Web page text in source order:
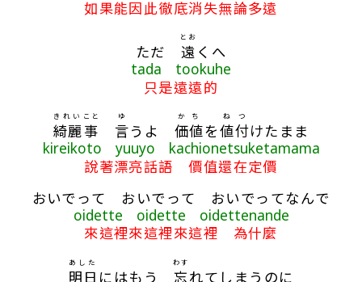
如果能因此徹底消失無論多遠
ただ 遠
とお
くへ
tada tookuhe
只是遠遠的
綺麗
きれい
事
こと
言
ゆ
うよ 価値
かち
を値
ね
付
つ
けたまま
kireikoto yuuyo kachionetsuketamama
說著漂亮話語 價值還在定價
おいでって おいでって おいでってなんで
oidette oidette oidettenande
來這裡來這裡來這裡 為什麼
明日
あした
にはもう 忘
わす
れてしまうのに